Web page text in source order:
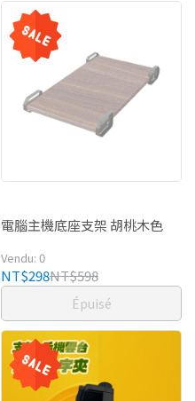
電腦主機底座支架 胡桃木色
Vendu: 0
NT$298NT$598
Épuisé